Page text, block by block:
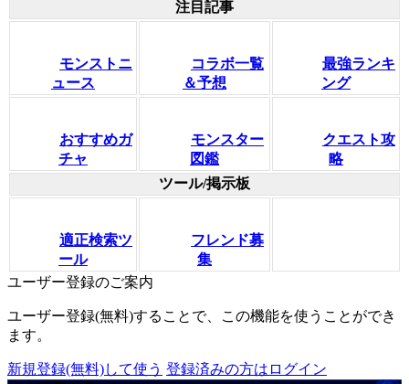
注目記事
モンストニ
ュース
コラボ一覧
＆予想
最強ランキ
ング
おすすめガ
チャ
モンスター
図鑑
クエスト攻
略
ツール/掲示板
適正検索ツ
ール
フレンド募
集
ユーザー登録のご案内
ユーザー登録(無料)することで、この機能を使うことができ
ます。
新規登録(無料)して使う 登録済みの方はログイン